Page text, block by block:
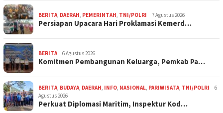
BERITA, DAERAH, PEMERINTAH, TNI/POLRI 7 Agustus 2026
Persiapan Upacara Hari Proklamasi Kemerd…
BERITA 6 Agustus 2026
Komitmen Pembangunan Keluarga, Pemkab Pa…
BERITA, BUDAYA, DAERAH, INFO, NASIONAL, PARIWISATA, TNI/POLRI
6
Agustus 2026
Perkuat Diplomasi Maritim, Inspektur Kod…